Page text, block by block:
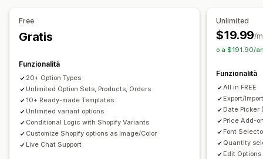
Visualizzazione delle varianti
Prezzi personalizzati
Supplementi per varianti
Supplementi premium
Scorte
Nascondi prodotti esauriti Aggiornamenti automatici
Free
Gratis
Funzionalità
20+ Option Types
Unlimited Option Sets, Products, Orders
10+ Ready-made Templates
Unlimited variant options
Conditional Logic with Shopify Variants
Customize Shopify options as Image/Color
Live Chat Support
Unlimited
$19.99/
o a $191.90/
Funzionalità
All in FREE
Export/
Date Picker
Price Add-
Font
Quantity
Edit